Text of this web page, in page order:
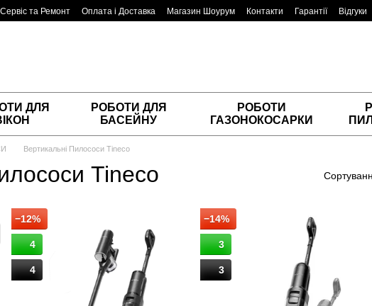
Сервіс та Ремонт Оплата і Доставка Магазин Шоурум Контакти Гарантії Відгуки
ДЛЯ
РОБОТИ ДЛЯ
БАСЕЙНУ
РОБОТИ
ГАЗОНОКОСАРКИ
Вертикальні Пилососи Tineco
Tineco
−12%
4
4
−14%
3
3